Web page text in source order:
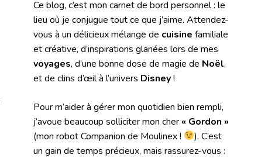
Ce blog, c’est mon carnet de bord personnel : le
lieu où je conjugue tout ce que j’aime. Attendez-
vous à un délicieux mélange de cuisine familiale
et créative, d’inspirations glanées lors de mes
voyages, d’une bonne dose de magie de Noël,
et de clins d’œil à l’univers Disney!
Pour m’aider à gérer mon quotidien bien rempli,
j’avoue beaucoup solliciter mon cher « Gordon »
(mon robot Companion de Moulinex !
). C’est
un gain de temps précieux, mais rassurez-vous :